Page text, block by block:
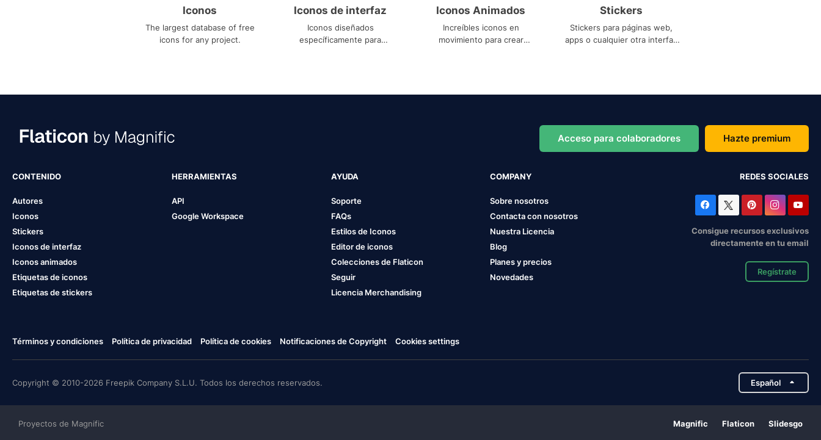
Iconos
The largest database of free
icons for any project.
Iconos de interfaz
Iconos diseñados
específicamente para
Iconos Animados
Increíbles iconos en
movimiento para crear
Stickers
Stickers para páginas web,
apps o cualquier otra interfaz
Acceso para colaboradores Hazte premium
CONTENIDO
Autores
Iconos
Stickers
Iconos de interfaz
Iconos animados
Etiquetas de iconos
Etiquetas de stickers
HERRAMIENTAS
API
Google Workspace
AYUDA
Soporte
FAQs
Estilos de Iconos
Editor de iconos
Colecciones de Flaticon
Seguir
Licencia Merchandising
COMPANY
Sobre nosotros
Contacta con nosotros
Nuestra Licencia
Blog
Planes y precios
Novedades
REDES SOCIALES
Consigue recursos exclusivos
directamente en tu email
Regístrate
Términos y condiciones Política de privacidad Política de cookies Notificaciones de Copyright Cookies settings
Copyright © 2010-2026 Freepik Company S.L.U. Todos los derechos reservados. Español
Proyectos de Magnific Magnific Flaticon Slidesgo